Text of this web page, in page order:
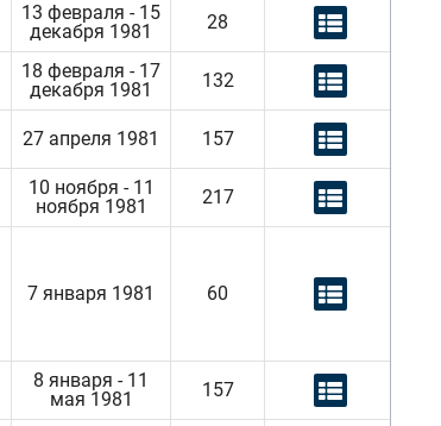
13 февраля - 15
декабря 1981
28
18 февраля - 17
декабря 1981
132
27 апреля 1981 157
10 ноября - 11
ноября 1981
217
7 января 1981 60
8 января - 11
мая 1981
157